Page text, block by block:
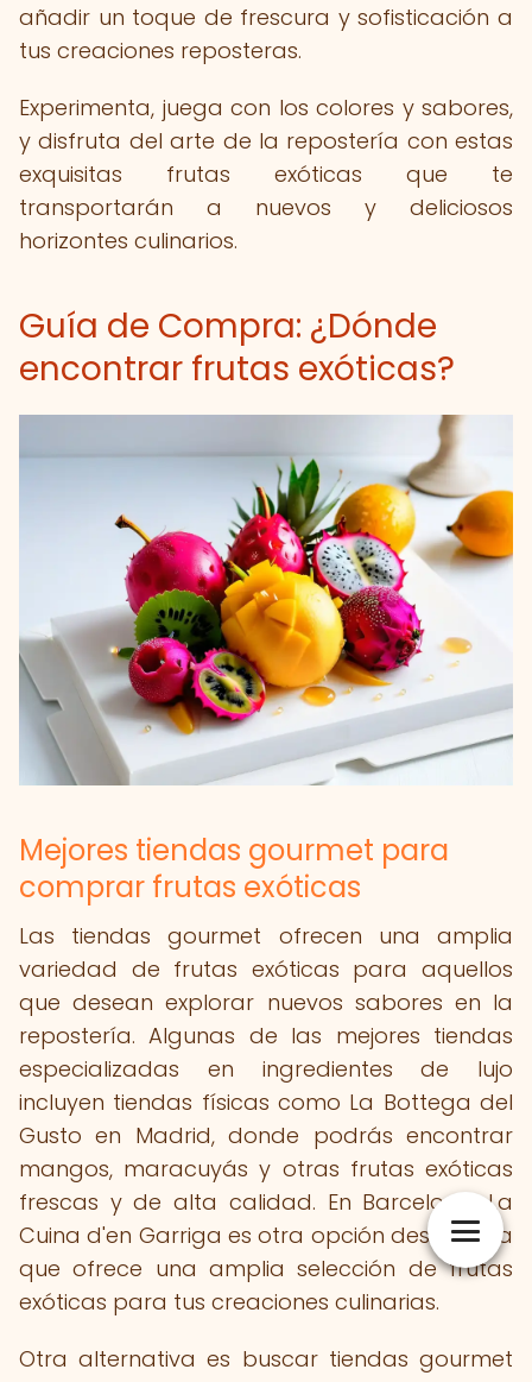
añadir un toque de frescura y sofisticación a
tus creaciones reposteras.
Experimenta, juega con los colores y sabores,
y disfruta del arte de la repostería con estas
exquisitas frutas exóticas que te
transportarán a nuevos y deliciosos
horizontes culinarios.
Guía de Compra: ¿Dónde
encontrar frutas exóticas?
Mejores tiendas gourmet para
comprar frutas exóticas
Las tiendas gourmet ofrecen una amplia
variedad de frutas exóticas para aquellos
que desean explorar nuevos sabores en la
repostería. Algunas de las mejores tiendas
especializadas en ingredientes de lujo
incluyen tiendas físicas como La Bottega del
Gusto en Madrid, donde podrás encontrar
mangos, maracuyás y otras frutas exóticas
frescas y de alta calidad. En Barcelona, La
Cuina d'en Garriga es otra opción destacada
que ofrece una amplia selección de frutas
exóticas para tus creaciones culinarias.
Otra alternativa es buscar tiendas gourmet